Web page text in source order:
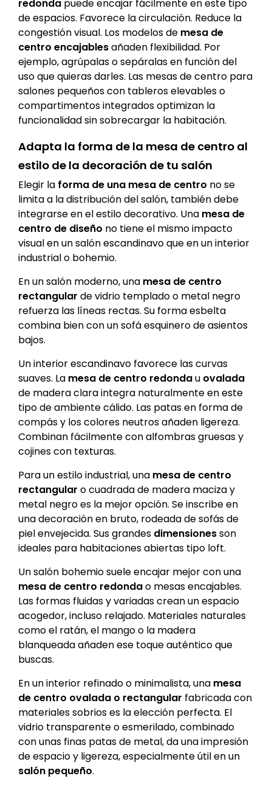
redonda puede encajar fácilmente en este tipo
de espacios. Favorece la circulación. Reduce la
congestión visual. Los modelos de mesa de
centro encajablesañaden flexibilidad. Por
ejemplo, agrúpalas o sepáralas en función del
uso que quieras darles. Las mesas de centro para
salones pequeños con tableros elevables o
compartimentos integrados optimizan la
funcionalidad sin sobrecargar la habitación.
Adapta la forma de la mesa de centro al
estilo de la decoración de tu salón
Elegir la forma de una mesa de centro no se
limita a la distribución del salón, también debe
integrarse en el estilo decorativo. Una mesa de
centro de diseño no tiene el mismo impacto
visual en un salón escandinavo que en un interior
industrial o bohemio.
En un salón moderno, una mesa de centro
rectangular de vidrio templado o metal negro
refuerza las líneas rectas. Su forma esbelta
combina bien con un sofá esquinero de asientos
bajos.
Un interior escandinavo favorece las curvas
suaves. La mesa de centro redondau ovalada
de madera clara integra naturalmente en este
tipo de ambiente cálido. Las patas en forma de
compás y los colores neutros añaden ligereza.
Combinan fácilmente con alfombras gruesas y
cojines con texturas.
Para un estilo industrial, una mesa de centro
rectangular o cuadrada de madera maciza y
metal negro es la mejor opción. Se inscribe en
una decoración en bruto, rodeada de sofás de
piel envejecida. Sus grandes dimensionesson
ideales para habitaciones abiertas tipo loft.
Un salón bohemio suele encajar mejor con una
mesa de centro redondao mesas encajables.
Las formas fluidas y variadas crean un espacio
acogedor, incluso relajado. Materiales naturales
como el ratán, el mango o la madera
blanqueada añaden ese toque auténtico que
buscas.
En un interior refinado o minimalista, una mesa
de centro ovalada o rectangular fabricada con
materiales sobrios es la elección perfecta. El
vidrio transparente o esmerilado, combinado
con unas finas patas de metal, da una impresión
de espacio y ligereza, especialmente útil en un
salón pequeño.